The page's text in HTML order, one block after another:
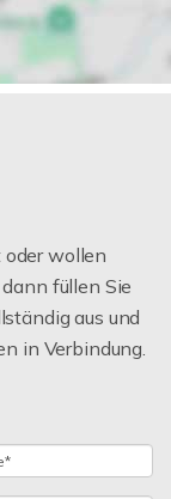
oder wollen
füllen Sie
aus und
in Verbindung.